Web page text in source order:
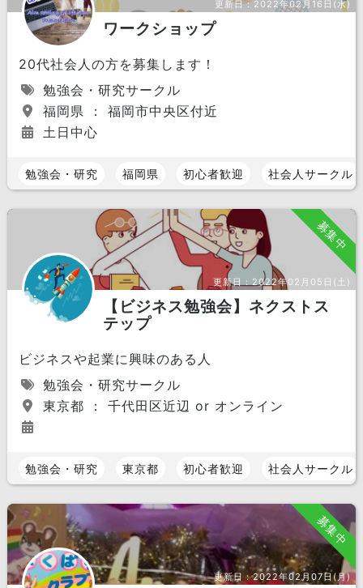
更新日： 2022年02月16日(水)
ワークショップ
20代社会人の方を募集します！
勉強会・研究サークル
福岡県 ： 福岡市中央区付近
土日中心
勉強会・研究 福岡県 初心者歓迎 社会人サークル
募集中
更新日： 2022年02月05日(土)
【ビジネス勉強会】ネクストス
テップ
ビジネスや起業に興味のある人
勉強会・研究サークル
東京都 ： 千代田区近辺 or オンライン
勉強会・研究 東京都 初心者歓迎 社会人サークル
募集中
更新日：2022年02月07日(月)